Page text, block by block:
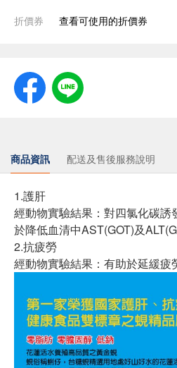
折價券 查看可使用的折價券
商品資訊 配送及售後服務說明
1.護肝
經動物實驗結果：對四氯化碳誘
於降低血清中AST(GOT)及
2.抗疲勞
經動物實驗結果：有助於延緩疲